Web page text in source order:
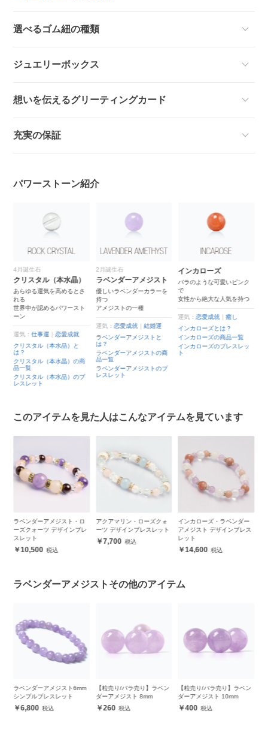
選べるゴム紐の種類
ジュエリーボックス
想いを伝えるグリーティングカード
充実の保証
パワーストーン紹介
4月誕生石
クリスタル（本水晶）
あらゆる運気を高めるとさ
れる
世界中が認めるパワースト
ーン
運気：仕事運 ｜恋愛成就
クリスタル（本水晶）と
は？
クリスタル（本水晶）の商
品一覧
クリスタル（本水晶）のブ
レスレット
2月誕生石
ラベンダーアメジスト
優しいラベンダーカラーを
持つ
アメジストの一種
運気： 恋愛成就｜ 結婚運
ラベンダーアメジストと
は？
ラベンダーアメジストの商
品一覧
ラベンダーアメジストのブ
レスレット
インカローズ
バラのような可愛いピンク
で
女性から絶大な人気を持つ
運気：恋愛成就 ｜癒し
インカローズとは？
インカローズの商品一覧
インカローズのブレスレッ
ト
このアイテムを見た人はこんなアイテムを見ています
ラベンダーアメジスト・ロ
ーズクォーツ デザインブレ
スレット
10,500
アクアマリン・ローズクォ
ーツ デザインブレスレット
7,700
インカローズ・ラベンダー
アメジスト デザインブレス
レット
14,600
ラベンダーアメジストその他のアイテム
ラベンダーアメジスト6mm
シンプルブレスレット
6,800
【粒売り/バラ売り】ラベン
ダーアメジスト 8mm
260
【粒売り/バラ売り】ラベン
ダーアメジスト 10mm
400